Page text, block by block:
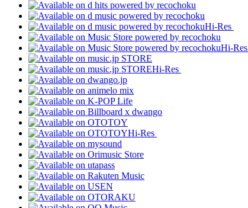
Hi-Res
Hi-Res
Hi-Res
Hi-Res